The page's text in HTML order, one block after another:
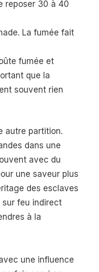
reposer 30 à 40
La fumée fait
fumée et
que la
souvent rien
autre partition.
dans une
avec du
une saveur plus
des esclaves
feu indirect
à la
une influence